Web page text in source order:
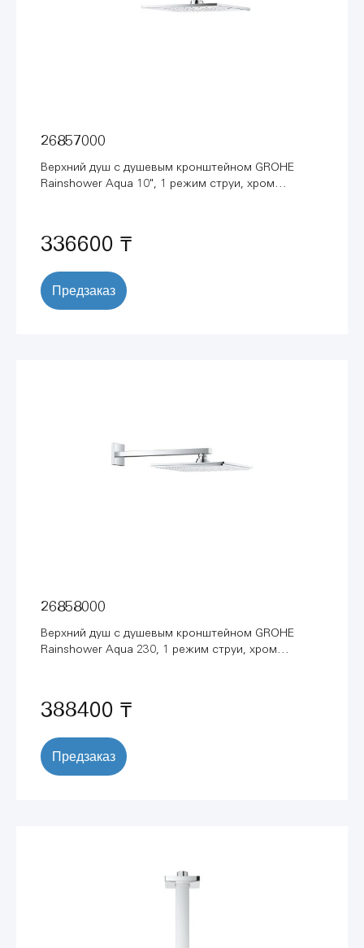
26857000
Верхний душ с душевым кронштейном GROHE
Rainshower Aqua 10", 1 режим струи, хром
336600 ₸
Предзаказ
26858000
Верхний душ с душевым кронштейном GROHE
Rainshower Aqua 230, 1 режим струи, хром
388400 ₸
Предзаказ